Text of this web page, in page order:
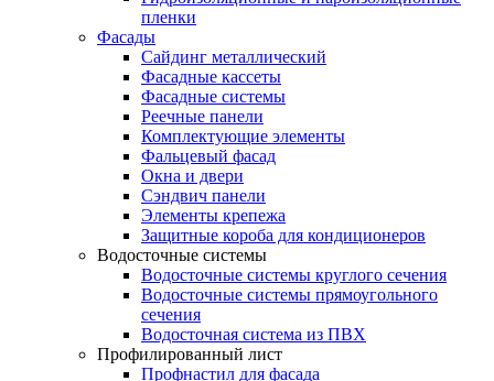
пленки
Фасады
Сайдинг металлический
Фасадные кассеты
Фасадные системы
Реечные панели
Комплектующие элементы
Фальцевый фасад
Окна и двери
Сэндвич панели
Элементы крепежа
Защитные короба для кондиционеров
Водосточные системы
Водосточные системы круглого сечения
Водосточные системы прямоугольного
сечения
Водосточная система из ПВХ
Профилированный лист
Профнастил для фасада